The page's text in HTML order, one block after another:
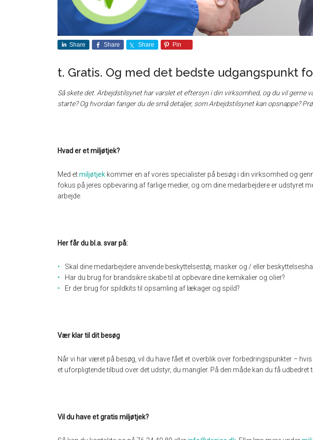
Share Share Share Pin
t. Gratis. Og med det bedste udgangspunkt
Så skete det. Arbejdstilsynet har varslet et eftersyn i din virksomhed, og du vil gerne
starte? Og hvordan fanger du de små detaljer, som Arbejdstilsynet kan opsnappe?
Hvad er et miljøtjek?
Med etmiljøtjek kommer en af vores specialister på besøg i din virksomhed og
fokus på jeres opbevaring af farlige medier, og om dine medarbejdere er udstyret
arbejde.
Her får du bl.a. svar på:
Skal dine medarbejdere anvende beskyttelsestøj, masker og / eller
Har du brug for brandsikre skabe til at opbevare dine kemikalier og olier?
Er der brug for spildkits til opsamling af lækager og spild?
Vær klar til dit besøg
Når vi har været på besøg, vil du have fået et overblik over forbedringspunkter –
et uforpligtende tilbud over det udstyr, du mangler. På den måde kan du få udbedret
Vil du have et gratis miljøtjek?